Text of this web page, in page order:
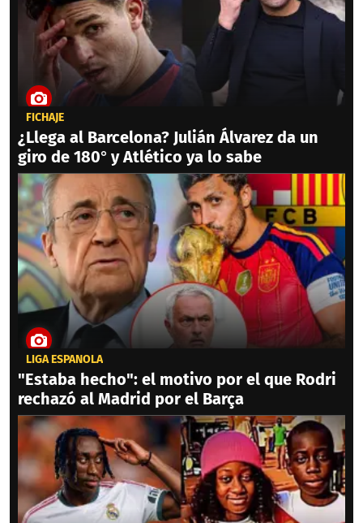
FICHAJE
¿Llega al Barcelona? Julián Álvarez da un
giro de 180° y Atlético ya lo sabe
LIGA ESPAÑOLA
"Estaba hecho": el motivo por el que Rodri
rechazó al Madrid por el Barça